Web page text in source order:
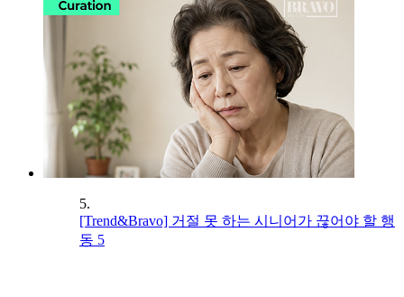
5.
[Trend&Bravo] 거절 못 하는 시니어가 끊어야 할 행
동 5